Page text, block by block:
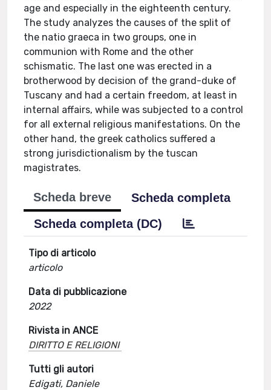
age and especially in the eighteenth century.
The study analyzes the causes of the split of
the natio graeca in two groups, one in
communion with Rome and the other
schismatic. The last one was erected in a
brotherwood by decision of the grand-duke of
Tuscany and had a certain freedom, at least in
internal affairs, while was subjected to a control
for all external religious manifestations. On the
other hand, the greek catholics suffered a
strong jurisdictionalism by the tuscan
magistrates.
Scheda breve
Scheda completa
Scheda completa (DC)
Tipo di articolo
articolo
Data di pubblicazione
2022
Rivista in ANCE
DIRITTO E RELIGIONI
Tutti gli autori
Edigati, Daniele